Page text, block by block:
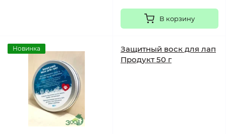
В корзину
Новинка
Защитный воск для лап
Продукт 50 г